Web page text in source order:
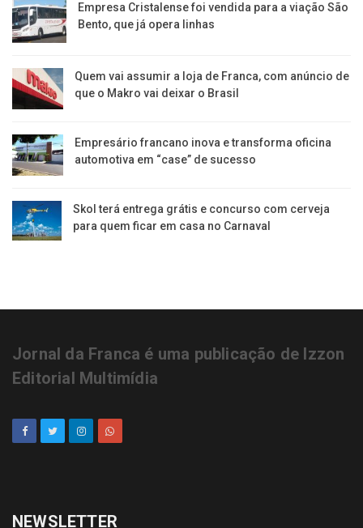
Empresa Cristalense foi vendida para a viação São
Bento, que já opera linhas
Quem vai assumir a loja de Franca, com anúncio de
que o Makro vai deixar o Brasil
Empresário francano inova e transforma oficina
automotiva em “case” de sucesso
Skol terá entrega grátis e concurso com cerveja
para quem ficar em casa no Carnaval
Jornal da Franca é uma publicação de Izzon
Editorial Multimídia
NEWSLETTER